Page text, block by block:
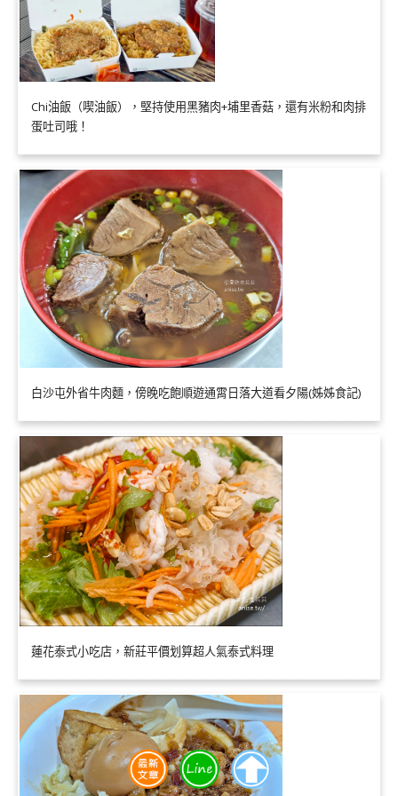
Chi油飯（喫油飯），堅持使用黑豬肉+埔里香菇，還有米粉和肉排
蛋吐司哦！
白沙屯外省牛肉麵，傍晚吃飽順遊通霄日落大道看夕陽(姊姊食記)
蓮花泰式小吃店，新莊平價划算超人氣泰式料理